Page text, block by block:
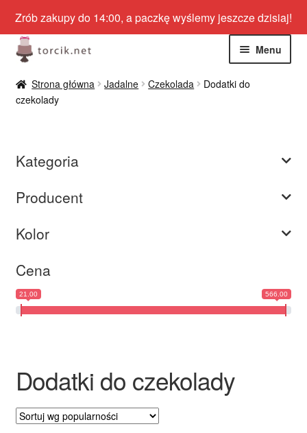
Zrób zakupy do 14:00, a paczkę wyślemy jeszcze dzisiaj!
Przejdź
do
nawigacji
Przejdź
do
treści
Menu
Jadalne
Barwniki spożywcze
Tematyczne
Blog
Wyprzedaż
Nowości
Strona główna Jadalne Czekolada
Dodatki do
czekolady
Dodatki do czekolady
Kategoria
Producent
Kolor
Cena
21.00 566.00